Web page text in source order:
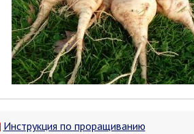
Инструкция по проращиванию